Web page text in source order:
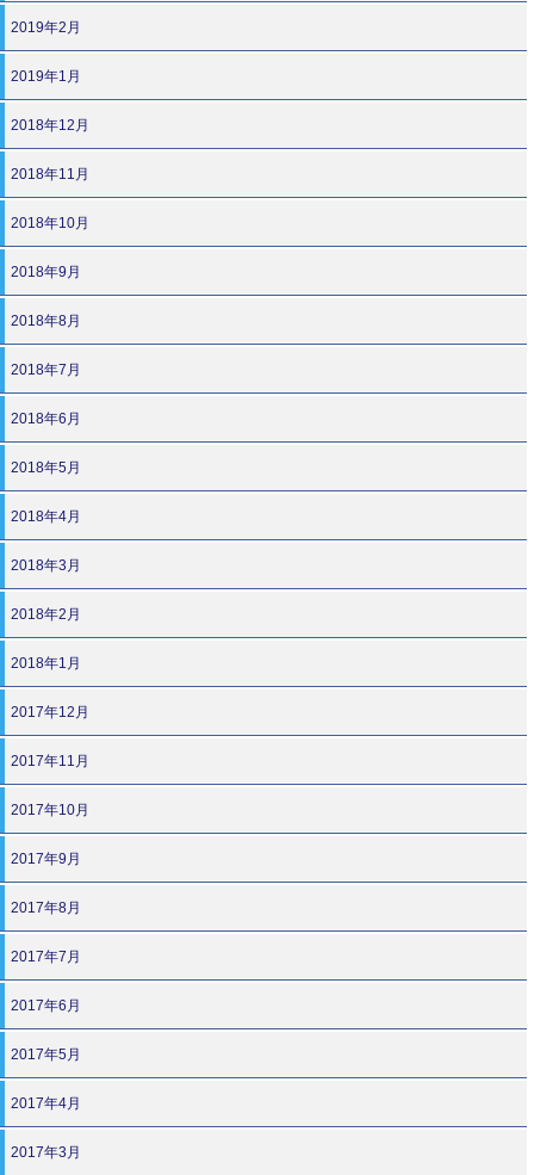
2019年2月
2019年1月
2018年12月
2018年11月
2018年10月
2018年9月
2018年8月
2018年7月
2018年6月
2018年5月
2018年4月
2018年3月
2018年2月
2018年1月
2017年12月
2017年11月
2017年10月
2017年9月
2017年8月
2017年7月
2017年6月
2017年5月
2017年4月
2017年3月